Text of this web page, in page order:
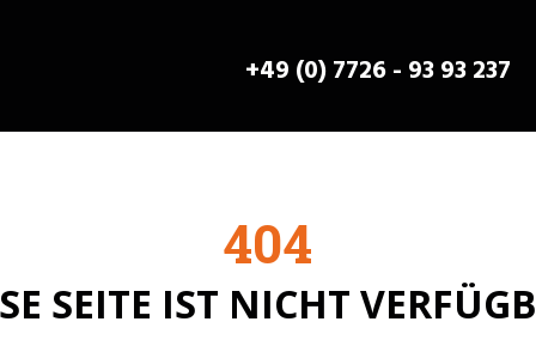
+49 (0) 7726 - 93 93 237
404
SEITE IST NICHT